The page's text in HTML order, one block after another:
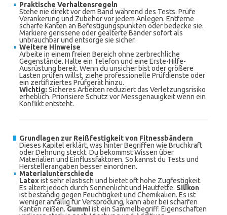
Praktische Verhaltensregeln
Stehe nie direkt vor dem Band während des Tests. Prüfe
Verankerung und Zubehör vor jedem Anlegen. Entferne
scharfe Kanten an Befestigungspunkten oder bedecke sie.
Markiere gerissene oder gealterte Bänder sofort als
unbrauchbar und entsorge sie sicher.
Weitere Hinweise
Arbeite in einem freien Bereich ohne zerbrechliche
Gegenstände. Halte ein Telefon und eine Erste-Hilfe-
Ausrüstung bereit. Wenn du unsicher bist oder größere
Lasten prüfen willst, ziehe professionelle Prüfdienste oder
ein zertifiziertes Prüfgerät hinzu.
Wichtig: Sicheres Arbeiten reduziert das Verletzungsrisiko
erheblich. Priorisiere Schutz vor Messgenauigkeit wenn ein
Konflikt entsteht.
Grundlagen zur Reißfestigkeit von Fitnessbändern
Dieses Kapitel erklärt, was hinter Begriffen wie Bruchkraft
oder Dehnung steckt. Du bekommst Wissen über
Materialien und Einflussfaktoren. So kannst du Tests und
Herstellerangaben besser einordnen.
Materialunterschiede
Latexist sehr elastisch und bietet oft hohe Zugfestigkeit.
Es altert jedoch durch Sonnenlicht und Hautfette. Silikon
ist beständig gegen Feuchtigkeit und Chemikalien. Es ist
weniger anfällig für Versprödung, kann aber bei scharfen
Kanten reißen. Gummiist ein Sammelbegriff. Eigenschaften